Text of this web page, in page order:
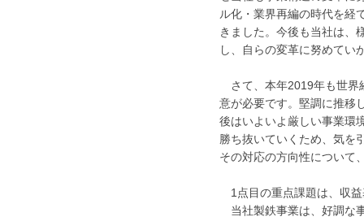
ル化・業界再編の時代を経
きました。今後も当社は、
し、自らの変革に努めてい
さて、本年2019年も世界
意が必要です。堅調に推移
後はいよいよ厳しい事業環
勝ち抜いていくため、気を
その対応の方向性について
1点目の重点課題は、収
当社製鉄事業は、好調な